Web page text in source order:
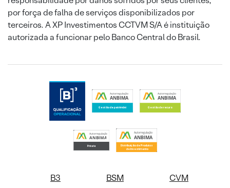
por força de falha de serviços disponibilizados por
terceiros. A XP Investimentos CCTVM S/A é instituição
autorizada a funcionar pelo Banco Central do Brasil.
B3 BSM CVM